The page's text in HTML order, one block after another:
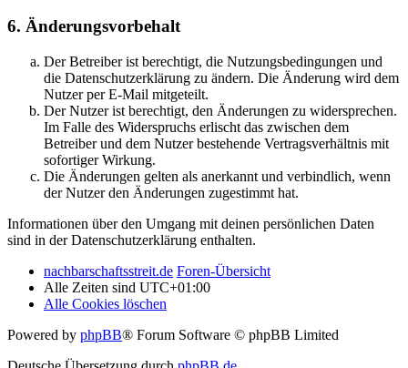
6. Änderungsvorbehalt
Der Betreiber ist berechtigt, die Nutzungsbedingungen und
die Datenschutzerklärung zu ändern. Die Änderung wird dem
Nutzer per E-Mail mitgeteilt.
Der Nutzer ist berechtigt, den Änderungen zu widersprechen.
Im Falle des Widerspruchs erlischt das zwischen dem
Betreiber und dem Nutzer bestehende Vertragsverhältnis mit
sofortiger Wirkung.
Die Änderungen gelten als anerkannt und verbindlich, wenn
der Nutzer den Änderungen zugestimmt hat.
Informationen über den Umgang mit deinen persönlichen Daten
sind in der Datenschutzerklärung enthalten.
nachbarschaftsstreit.de Foren-Übersicht
Alle Zeiten sind UTC+01:00
Alle Cookies löschen
Powered by phpBB® Forum Software © phpBB Limited